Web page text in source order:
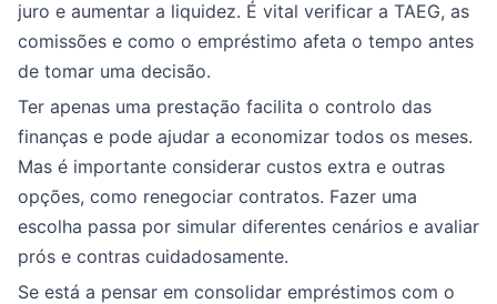
juro e aumentar a liquidez. É vital verificar a TAEG, as
comissões e como o empréstimo afeta o tempo antes
de tomar uma decisão.
Ter apenas uma prestação facilita o controlo das
finanças e pode ajudar a economizar todos os meses.
Mas é importante considerar custos extra e outras
opções, como renegociar contratos. Fazer uma
escolha passa por simular diferentes cenários e avaliar
prós e contras cuidadosamente.
Se está a pensar em consolidar empréstimos com o